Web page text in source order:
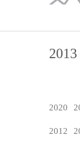
2013
2020
2012